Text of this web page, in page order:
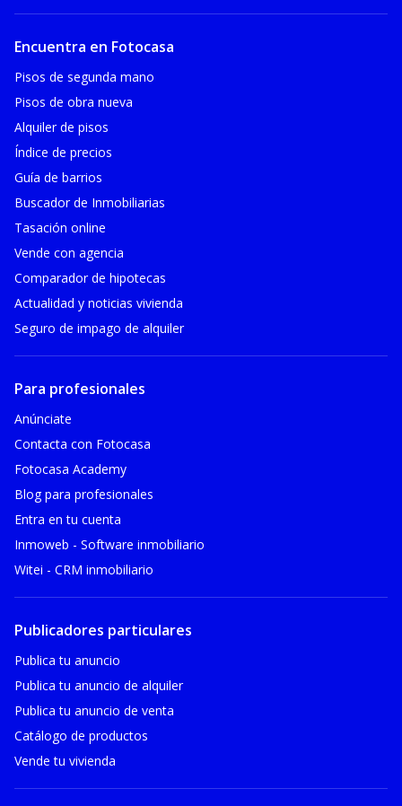
Encuentra en Fotocasa
Pisos de segunda mano
Pisos de obra nueva
Alquiler de pisos
Índice de precios
Guía de barrios
Buscador de Inmobiliarias
Tasación online
Vende con agencia
Comparador de hipotecas
Actualidad y noticias vivienda
Seguro de impago de alquiler
Para profesionales
Anúnciate
Contacta con Fotocasa
Fotocasa Academy
Blog para profesionales
Entra en tu cuenta
Inmoweb - Software inmobiliario
Witei - CRM inmobiliario
Publicadores particulares
Publica tu anuncio
Publica tu anuncio de alquiler
Publica tu anuncio de venta
Catálogo de productos
Vende tu vivienda